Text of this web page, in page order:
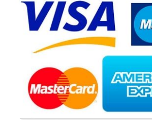
BUCEO
PLANIFICA TU VIAJE